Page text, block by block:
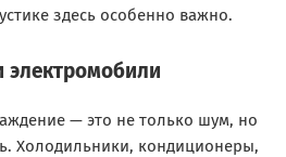
здесь особенно важно.
электромобили
— это не только шум, но
Холодильники, кондиционеры,